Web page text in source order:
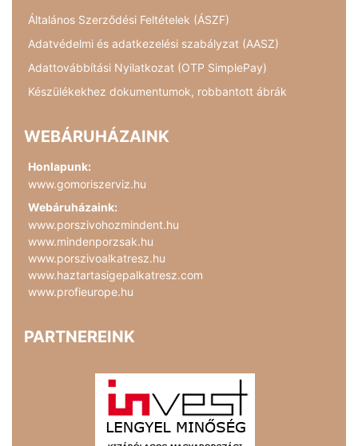
Általános Szerződési Feltételek (ÁSZF)
Adatvédelmi és adatkezelési szabályzat (AASZ)
Adattovábbítási Nyilatkozat (OTP SimplePay)
Készülékekhez dokumentumok, robbantott ábrák
WEBÁRUHÁZAINK
Honlapunk:
www.gomoriszerviz.hu
Webáruházaink:
www.porszivohozmindent.hu
www.mindenporzsak.hu
www.porszivoalkatresz.hu
www.haztartasigepalkatresz.com
www.profieurope.hu
PARTNEREINK